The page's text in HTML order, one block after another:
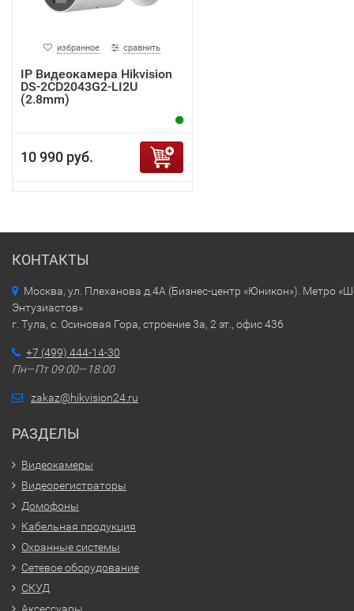
избранное сравнить
IP Видеокамера Hikvision
DS-2CD2043G2-LI2U
(2.8mm)
10 990 руб.
КОНТАКТЫ
Москва, ул. Плеханова д.4А (Бизнес-центр «Юникон»). Метро
Энтузиастов»
г. Тула, с. Осиновая Гора, строение 3а, 2 эт., офис 436
+7 (499) 444-14-30
Пн—Пт 09:00—18:00
zakaz@hikvision24.ru
РАЗДЕЛЫ
Видеокамеры
Видеорегистраторы
Домофоны
Кабельная продукция
Охранные системы
Сетевое оборудование
СКУД
Аксессуары